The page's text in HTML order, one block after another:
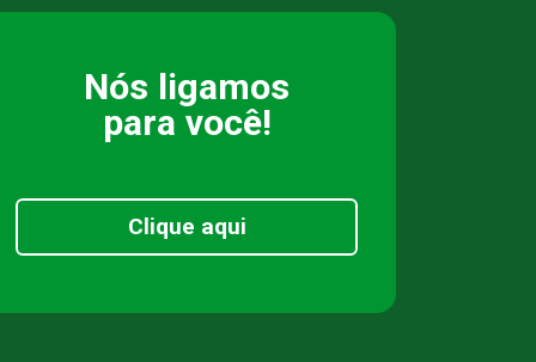
Nós ligamos
para você!
Clique aqui